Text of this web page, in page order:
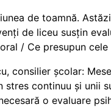
de toamnă.
de liceu susțin
/ Ce presupun
consilier școlar:
stres continuu și unii
o evaluare